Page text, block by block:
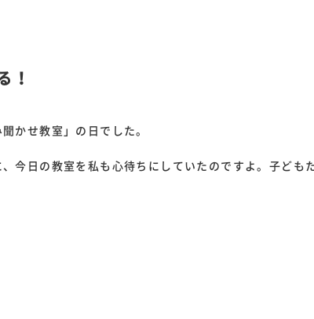
！
かせ教室」の日でした。
今日の教室を私も心待ちにしていたのですよ。子ども